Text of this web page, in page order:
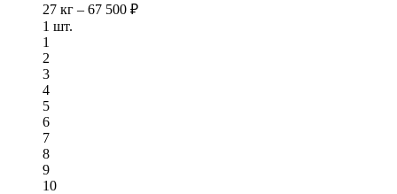
27 кг – 67 500 ₽
1 шт.
1
2
3
4
5
6
7
8
9
10